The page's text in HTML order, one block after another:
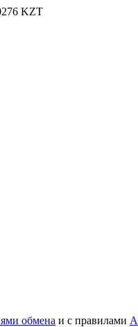
KZT
обмена и с правилами